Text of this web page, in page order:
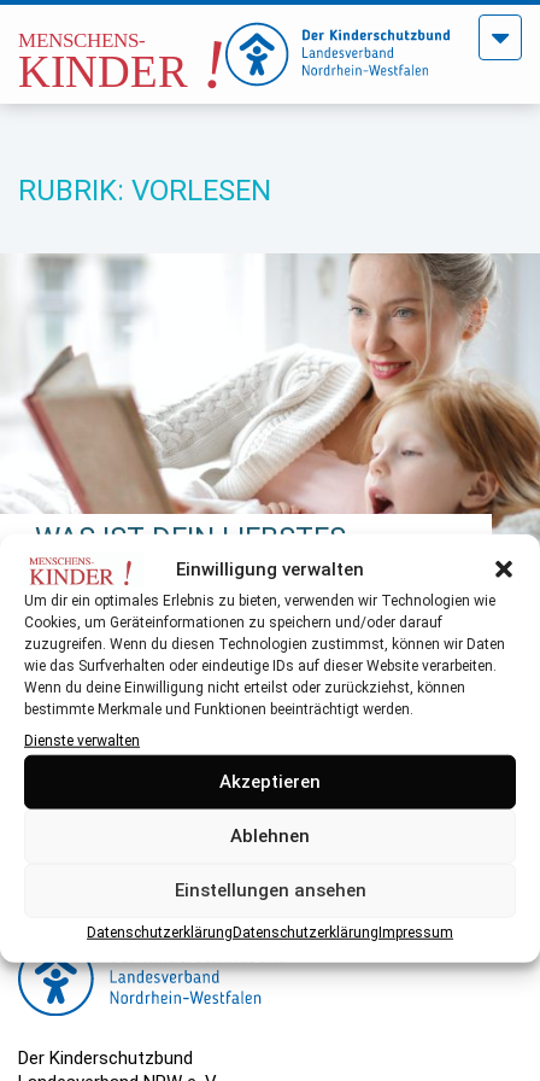
Einwilligung verwalten
Um dir ein optimales Erlebnis zu bieten, verwenden wir Technologien wie
Cookies, um Geräteinformationen zu speichern und/oder darauf
zuzugreifen. Wenn du diesen Technologien zustimmst, können wir Daten
wie das Surfverhalten oder eindeutige IDs auf dieser Website verarbeiten.
Wenn du deine Einwilligung nicht erteilst oder zurückziehst, können
bestimmte Merkmale und Funktionen beeinträchtigt werden.
Dienste verwalten
Akzeptieren
Ablehnen
Einstellungen ansehen
DatenschutzerklärungDatenschutzerklärungImpressum
Menü
RUBRIK: VORLESEN
„WAS IST DEIN LIEBSTES
KINDERBUCH“?
Herausgeber:
Der Kinderschutzbund NRW ist eine gemeinnützige
Organisation, die ihre Arbeit hauptsächlich über Spenden
finanziert. Hier können Sie spenden.
Der Kinderschutzbund